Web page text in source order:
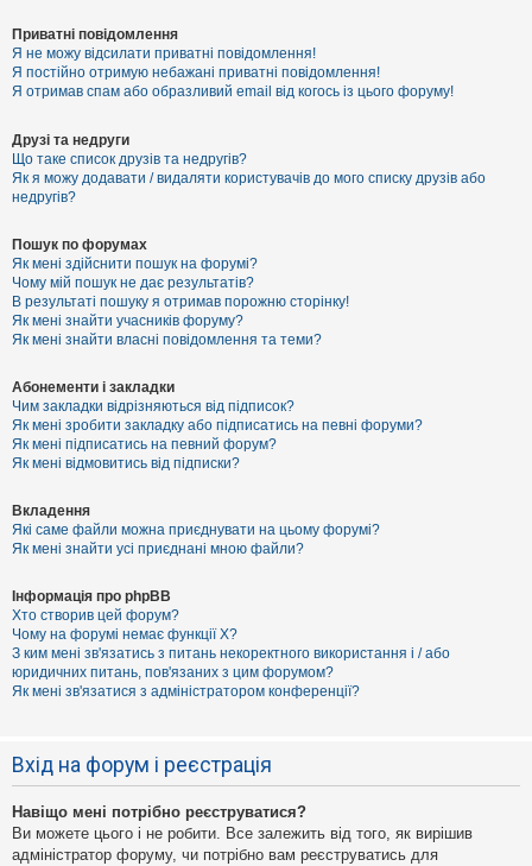
Приватні повідомлення
Я не можу відсилати приватні повідомлення!
Я постійно отримую небажані приватні повідомлення!
Я отримав спам або образливий email від когось із цього форуму!
Друзі та недруги
Що таке список друзів та недругів?
Як я можу додавати / видаляти користувачів до мого списку друзів або
недругів?
Пошук по форумах
Як мені здійснити пошук на форумі?
Чому мій пошук не дає результатів?
В результаті пошуку я отримав порожню сторінку!
Як мені знайти учасників форуму?
Як мені знайти власні повідомлення та теми?
Абонементи і закладки
Чим закладки відрізняються від підписок?
Як мені зробити закладку або підписатись на певні форуми?
Як мені підписатись на певний форум?
Як мені відмовитись від підписки?
Вкладення
Які саме файли можна приєднувати на цьому форумі?
Як мені знайти усі приєднані мною файли?
Інформація про phpBB
Хто створив цей форум?
Чому на форумі немає функції X?
З ким мені зв'язатись з питань некоректного використання і / або
юридичних питань, пов'язаних з цим форумом?
Як мені зв'язатися з адміністратором конференції?
Вхід на форум і реєстрація
Навіщо мені потрібно реєструватися?
Ви можете цього і не робити. Все залежить від того, як вирішив
адміністратор форуму, чи потрібно вам реєструватись для